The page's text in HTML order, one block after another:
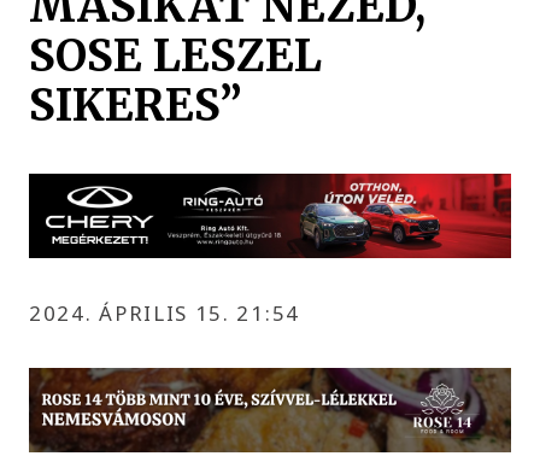
SOSE LESZEL
SIKERES”
2024. ÁPRILIS 15. 21:54